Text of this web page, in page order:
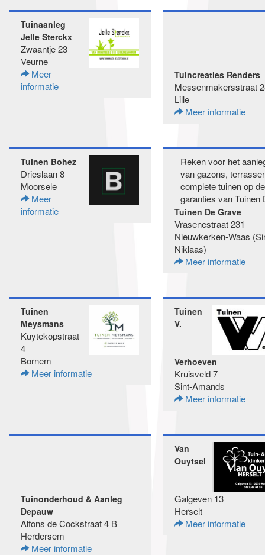
Tuinaanleg
Jelle Sterckx
Zwaantje 23
Veurne
Meer
informatie
Tuincreaties Renders
Messenmakersstraat
Lille
Meer informatie
Tuinen Bohez
Drieslaan 8
Moorsele
Meer
informatie
Reken voor het
van gazons,
complete tuinen op de
garanties van Tuinen
Tuinen De Grave
Vrasenestraat 231
Nieuwkerken-Waas
Niklaas)
Meer informatie
Tuinen
Meysmans
Kuytekopstraat
4
Bornem
Meer informatie
Tuinen
V.
Verhoeven
Kruisveld 7
Sint-Amands
Meer informatie
Tuinonderhoud & Aanleg
Depauw
Alfons de Cockstraat 4 B
Herdersem
Meer informatie
Van
Ouytsel
Galgeven 13
Herselt
Meer informatie